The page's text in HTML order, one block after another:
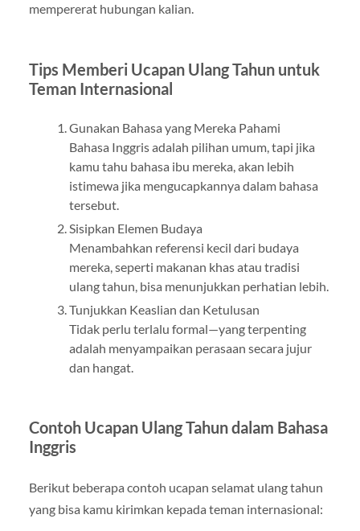
mempererat hubungan kalian.
Tips Memberi Ucapan Ulang Tahun untuk
Teman Internasional
Gunakan Bahasa yang Mereka Pahami
Bahasa Inggris adalah pilihan umum, tapi jika
kamu tahu bahasa ibu mereka, akan lebih
istimewa jika mengucapkannya dalam bahasa
tersebut.
Sisipkan Elemen Budaya
Menambahkan referensi kecil dari budaya
mereka, seperti makanan khas atau tradisi
ulang tahun, bisa menunjukkan perhatian lebih.
Tunjukkan Keaslian dan Ketulusan
Tidak perlu terlalu formal—yang terpenting
adalah menyampaikan perasaan secara jujur
dan hangat.
Contoh Ucapan Ulang Tahun dalam Bahasa
Inggris
Berikut beberapa contoh ucapan selamat ulang tahun
yang bisa kamu kirimkan kepada teman internasional: